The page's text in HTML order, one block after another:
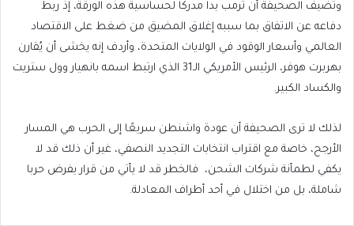
وتضيف الصحيفة أن ترمب بدا مدركا لحساسية هذه الورقة، إذ ربط
دفاعه عن الاتفاق بما سببه إغلاق المضيق من ضغط على الاقتصاد
العالمي وأسعار الوقود في الولايات المتحدة، وأردف إنه يخشى أن يُقارن
بهربرت هوفر، الرئيس الأمريكي الـ31 الذي ارتبط اسمه بانهيار وول ستريت
والكساد الكبير.
لذلك لا ترى الصحيفة أن عودة واشنطن سريعًا إلى الحرب هي المسار
الأرجح، خاصة مع اقتراب انتخابات التجديد النصفي، غير أن ذلك قد لا
يكفي لطمأنة شركات الشحن، فالخطر قد لا يأتي من قرار يفرض حربا
شاملة، بل من اختلال في أحد أطراف المعادلة.